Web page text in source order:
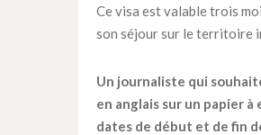
Ce visa est valable trois
son séjour sur le territoire
Un journaliste qui
en anglais sur un papier
dates de début et de fin